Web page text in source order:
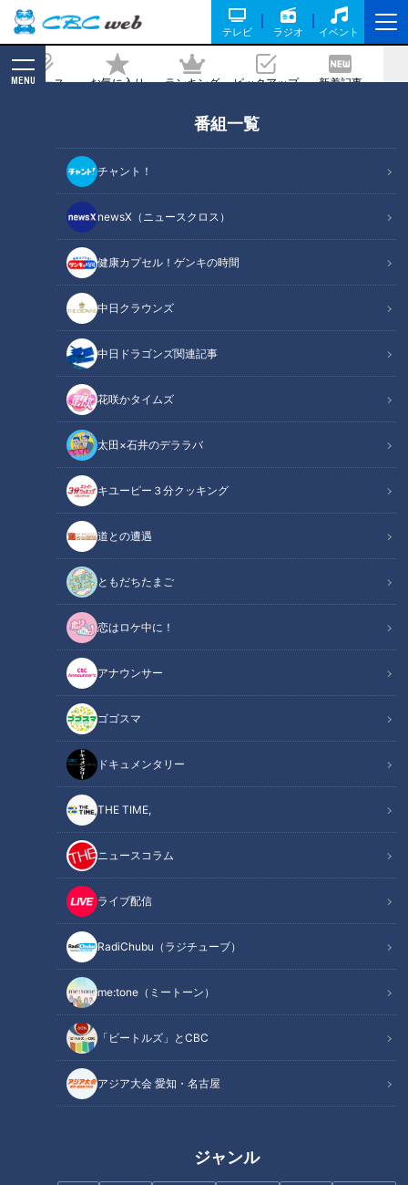
テレビ ラジオ イベント
ニュース お気に入り ランキング ピックアップ 新着記事
MENU
番組一覧
チャント！
newsX（ニュースクロス）
健康カプセル！ゲンキの時間
中日クラウンズ
中日ドラゴンズ関連記事
花咲かタイムズ
太田×石井のデララバ
キユーピー３分クッキング
道との遭遇
ともだちたまご
恋はロケ中に！
アナウンサー
ゴゴスマ
ドキュメンタリー
THE TIME,
ニュースコラム
ライブ配信
RadiChubu（ラジチューブ）
me:tone（ミートーン）
「ビートルズ」とCBC
アジア大会 愛知・名古屋
ジャンル
『聖マリア女学院』アーチェリー部でマ
ヂラブ、強さの秘訣を探る！
記事に戻る
CBCテレビ『チャント！』マヂ学校に向かいます
この記事の画像（全8枚）
記事に戻る
この記事を見たあなたへのおすすめ
『明日、地球が終わるなら』橋
本愛（スジナシ）